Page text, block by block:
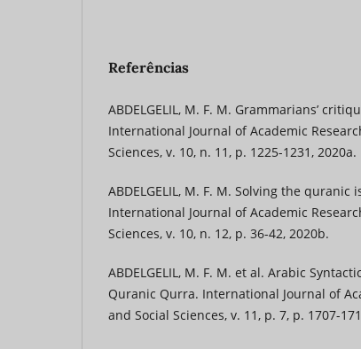
Referências
ABDELGELIL, M. F. M. Grammarians’
International Journal of Academic
Sciences, v. 10, n. 11, p. 1225-1231, 2020a.
ABDELGELIL, M. F. M. Solving the quranic
International Journal of Academic
Sciences, v. 10, n. 12, p. 36-42, 2020b.
ABDELGELIL, M. F. M. et al. Arabic
Quranic Qurra. International Journal of
and Social Sciences, v. 11, p. 7, p. 1707-